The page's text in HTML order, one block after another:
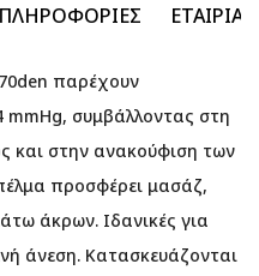
ΕΤΑΙΡΊΑ
παρέχουν
mmHg, συμβάλλοντας στη
και στην ανακούφιση των
προσφέρει μασάζ,
άκρων. Ιδανικές για
άνεση. Κατασκευάζονται